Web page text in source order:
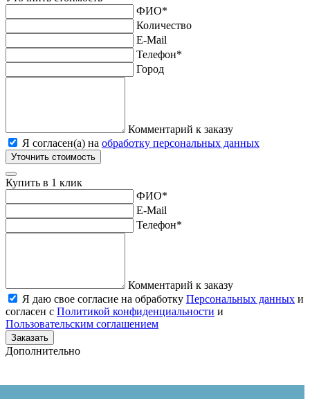
ФИО*
Количество
E-Mail
Телефон*
Город
Комментарий к заказу
Я согласен(а) на обработку персональных данных
Уточнить стоимость
Купить в 1 клик
ФИО*
E-Mail
Телефон*
Комментарий к заказу
Я даю свое согласие на обработку Персональных данных и
согласен с Политикой конфиденциальности и
Пользовательским соглашением
Заказать
Дополнительно